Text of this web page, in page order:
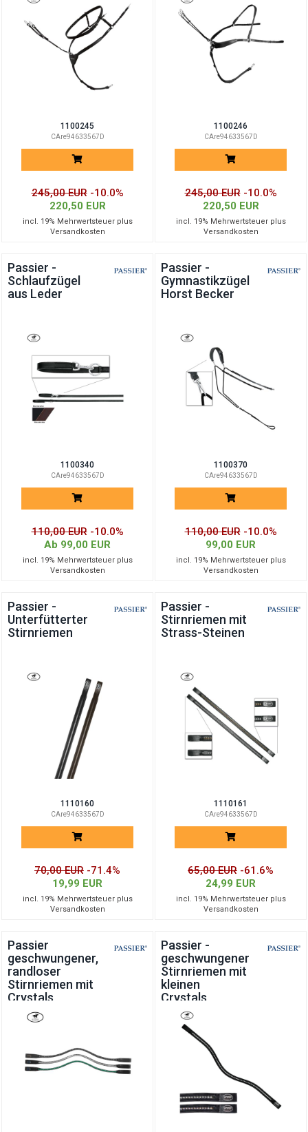
1100245
CAre94633567D
245,00 EUR -10.0%
220,50 EUR
incl. 19% Mehrwertsteuer plus
Versandkosten
1100246
CAre94633567D
245,00 EUR -10.0%
220,50 EUR
incl. 19% Mehrwertsteuer plus
Versandkosten
Passier -
Schlaufzügel
aus Leder
1100340
CAre94633567D
110,00 EUR -10.0%
Ab 99,00 EUR
incl. 19% Mehrwertsteuer plus
Versandkosten
Passier -
Gymnastikzügel
Horst Becker
1100370
CAre94633567D
110,00 EUR -10.0%
99,00 EUR
incl. 19% Mehrwertsteuer plus
Versandkosten
Passier -
Unterfütterter
Stirnriemen
1110160
CAre94633567D
70,00 EUR -71.4%
19,99 EUR
incl. 19% Mehrwertsteuer plus
Versandkosten
Passier -
Stirnriemen mit
Strass-Steinen
1110161
CAre94633567D
65,00 EUR -61.6%
24,99 EUR
incl. 19% Mehrwertsteuer plus
Versandkosten
Passier
geschwungener,
randloser
Stirnriemen mit
Crystals
Passier -
geschwungener
Stirnriemen mit
kleinen
Crystals